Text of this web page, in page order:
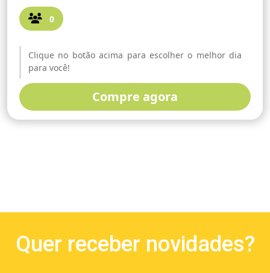
0
Clique no botão acima para escolher o melhor dia
para você!
Compre agora
Quer receber novidades?